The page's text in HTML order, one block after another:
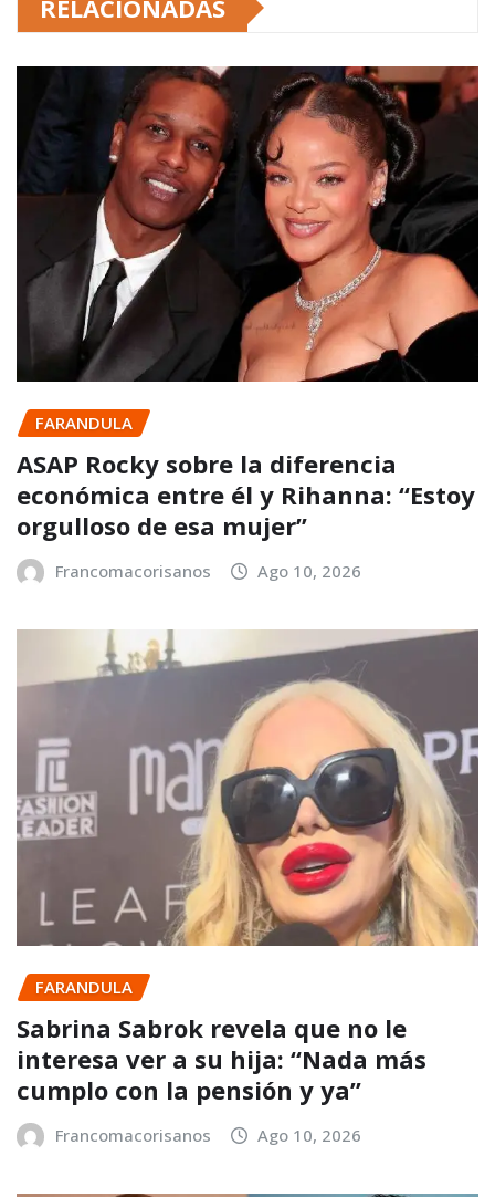
RELACIONADAS
FARANDULA
ASAP Rocky sobre la diferencia
económica entre él y Rihanna: “Estoy
orgulloso de esa mujer”
Francomacorisanos Ago 10, 2026
FARANDULA
Sabrina Sabrok revela que no le
interesa ver a su hija: “Nada más
cumplo con la pensión y ya”
Francomacorisanos Ago 10, 2026